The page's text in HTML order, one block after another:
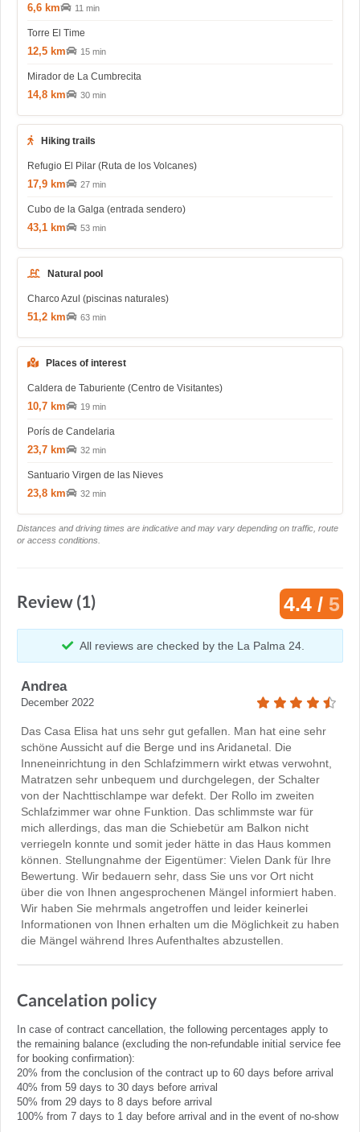
6,6 km 11 min
Torre El Time
12,5 km 15 min
Mirador de La Cumbrecita
14,8 km 30 min
Hiking trails
Refugio El Pilar (Ruta de los Volcanes)
17,9 km 27 min
Cubo de la Galga (entrada sendero)
43,1 km 53 min
Natural pool
Charco Azul (piscinas naturales)
51,2 km 63 min
Places of interest
Caldera de Taburiente (Centro de Visitantes)
10,7 km 19 min
Porís de Candelaria
23,7 km 32 min
Santuario Virgen de las Nieves
23,8 km 32 min
Distances and driving times are indicative and may vary depending on traffic, route
or access conditions.
Review (1) 4.4 / 5
All reviews are checked by the La Palma 24.
Andrea
December 2022
Das Casa Elisa hat uns sehr gut gefallen. Man hat eine sehr
schöne Aussicht auf die Berge und ins Aridanetal. Die
Inneneinrichtung in den Schlafzimmern wirkt etwas verwohnt,
Matratzen sehr unbequem und durchgelegen, der Schalter
von der Nachttischlampe war defekt. Der Rollo im zweiten
Schlafzimmer war ohne Funktion. Das schlimmste war für
mich allerdings, das man die Schiebetür am Balkon nicht
verriegeln konnte und somit jeder hätte in das Haus kommen
können. Stellungnahme der Eigentümer: Vielen Dank für Ihre
Bewertung. Wir bedauern sehr, dass Sie uns vor Ort nicht
über die von Ihnen angesprochenen Mängel informiert haben.
Wir haben Sie mehrmals angetroffen und leider keinerlei
Informationen von Ihnen erhalten um die Möglichkeit zu haben
die Mängel während Ihres Aufenthaltes abzustellen.
Cancelation policy
In case of contract cancellation, the following percentages apply to
the remaining balance (excluding the non-refundable initial service fee
for booking confirmation):
20% from the conclusion of the contract up to 60 days before arrival
40% from 59 days to 30 days before arrival
50% from 29 days to 8 days before arrival
100% from 7 days to 1 day before arrival and in the event of no-show